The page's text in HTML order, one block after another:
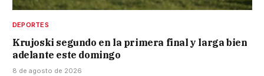
DEPORTES
Krujoski segundo en la primera final y larga bien
adelante este domingo
8 de agosto de 2026